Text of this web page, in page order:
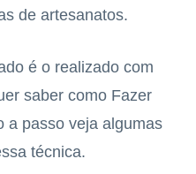
de artesanatos.
é o realizado com
saber como Fazer
a passo veja algumas
técnica.